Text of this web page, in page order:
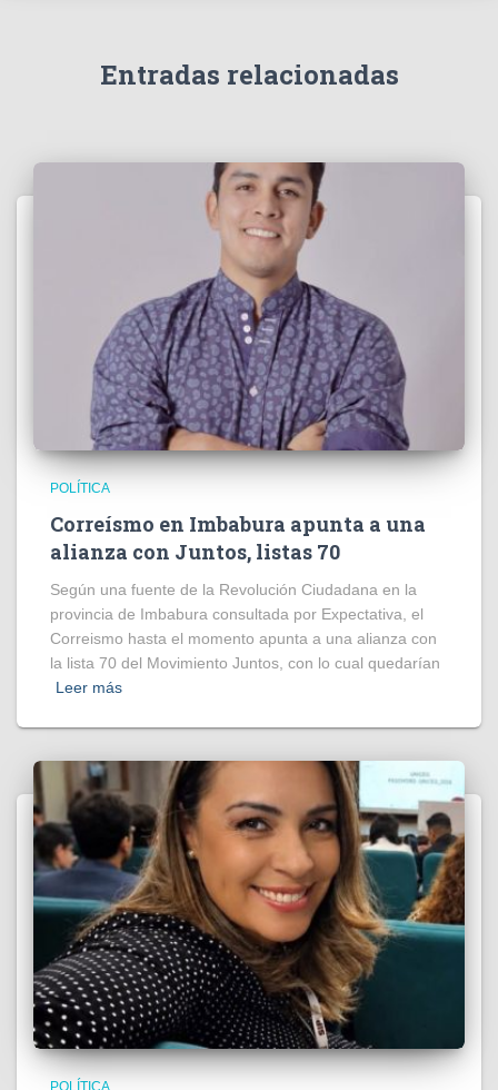
Entradas relacionadas
POLÍTICA
Correísmo en Imbabura apunta a una
alianza con Juntos, listas 70
Según una fuente de la Revolución Ciudadana en la
provincia de Imbabura consultada por Expectativa, el
Correismo hasta el momento apunta a una alianza con
la lista 70 del Movimiento Juntos, con lo cual quedarían
Leer más
POLÍTICA